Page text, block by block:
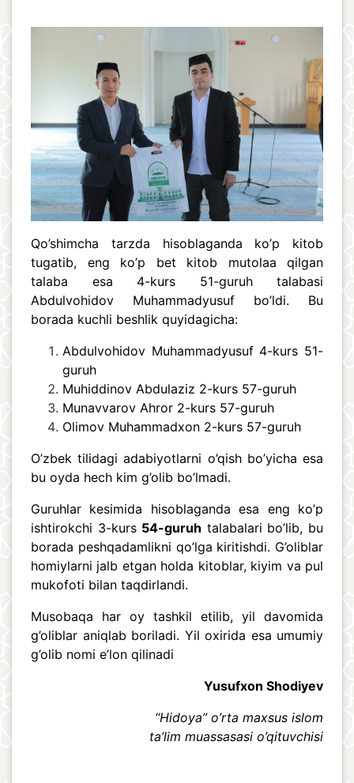
Qo’shimcha tarzda hisoblaganda ko’p kitob
tugatib, eng ko’p bet kitob mutolaa qilgan
talaba esa 4-kurs 51-guruh talabasi
Abdulvohidov Muhammadyusuf bo’ldi. Bu
borada kuchli beshlik quyidagicha:
Abdulvohidov Muhammadyusuf 4-kurs 51-
guruh
Muhiddinov Abdulaziz 2-kurs 57-guruh
Munavvarov Ahror 2-kurs 57-guruh
Olimov Muhammadxon 2-kurs 57-guruh
O’zbek tilidagi adabiyotlarni o’qish bo’yicha esa
bu oyda hech kim g’olib bo’lmadi.
Guruhlar kesimida hisoblaganda esa eng ko’p
ishtirokchi 3-kurs 54-guruh talabalari bo’lib, bu
borada peshqadamlikni qo’lga kiritishdi. G’oliblar
homiylarni jalb etgan holda kitoblar, kiyim va pul
mukofoti bilan taqdirlandi.
Musobaqa har oy tashkil etilib, yil davomida
g’oliblar aniqlab boriladi. Yil oxirida esa umumiy
g’olib nomi e’lon qilinadi
Yusufxon Shodiyev
“Hidoya” o’rta maxsus islom
ta’lim muassasasi o’qituvchisi